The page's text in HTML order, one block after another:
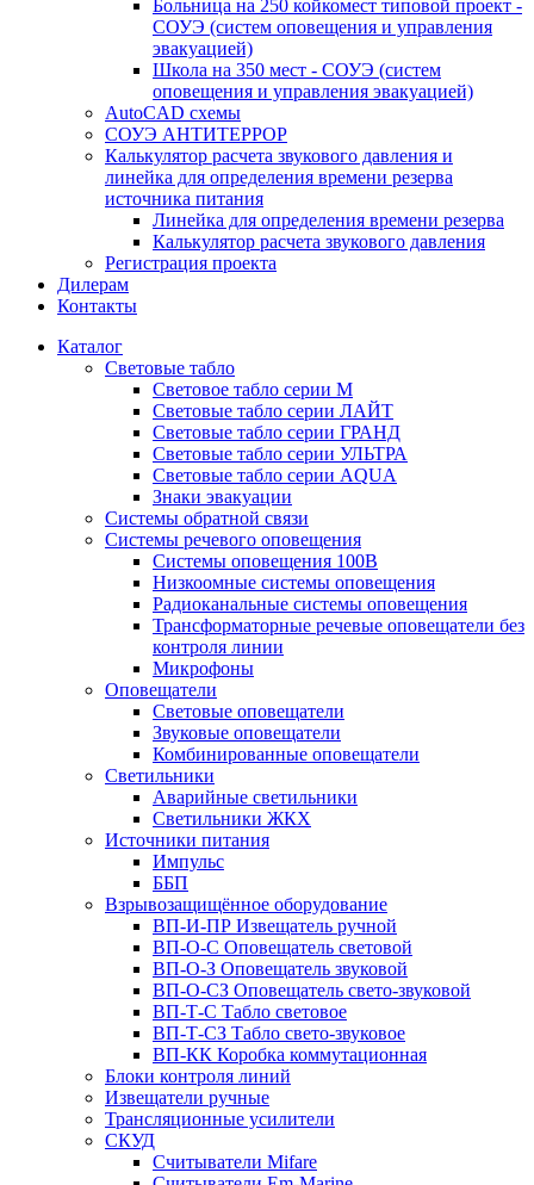
Больница на 250 койкомест типовой проект -
СОУЭ (систем оповещения и управления
эвакуацией)
Школа на 350 мест - СОУЭ (систем
оповещения и управления эвакуацией)
AutoCAD схемы
СОУЭ АНТИТЕРРОР
Калькулятор расчета звукового давления и
линейка для определения времени резерва
источника питания
Линейка для определения времени резерва
Калькулятор расчета звукового давления
Регистрация проекта
Дилерам
Контакты
Каталог
Световые табло
Световое табло серии М
Световые табло серии ЛАЙТ
Световые табло серии ГРАНД
Световые табло серии УЛЬТРА
Световые табло серии AQUA
Знаки эвакуации
Системы обратной связи
Системы речевого оповещения
Системы оповещения 100В
Низкоомные системы оповещения
Радиоканальные системы оповещения
Трансформаторные речевые оповещатели без
контроля линии
Микрофоны
Оповещатели
Световые оповещатели
Звуковые оповещатели
Комбинированные оповещатели
Светильники
Аварийные светильники
Светильники ЖКХ
Источники питания
Импульс
ББП
Взрывозащищённое оборудование
ВП-И-ПР Извещатель ручной
ВП-О-С Оповещатель световой
ВП-О-З Оповещатель звуковой
ВП-О-СЗ Оповещатель свето-звуковой
ВП-Т-С Табло световое
ВП-Т-СЗ Табло свето-звуковое
ВП-КК Коробка коммутационная
Блоки контроля линий
Извещатели ручные
Трансляционные усилители
СКУД
Считыватели Mifare